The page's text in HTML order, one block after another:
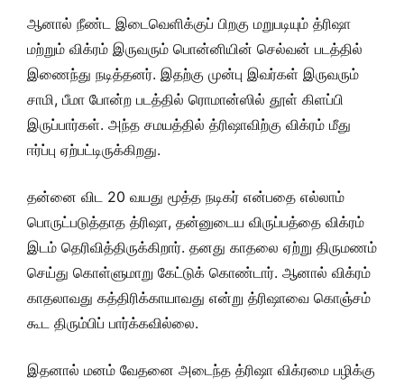
ஆனால் நீண்ட இடைவெளிக்குப் பிறகு மறுபடியும் த்ரிஷா
மற்றும் விக்ரம் இருவரும் பொன்னியின் செல்வன் படத்தில்
இணைந்து நடித்தனர். இதற்கு முன்பு இவர்கள் இருவரும்
சாமி, பீமா போன்ற படத்தில் ரொமான்ஸில் தூள் கிளப்பி
இருப்பார்கள். அந்த சமயத்தில் த்ரிஷாவிற்கு விக்ரம் மீது
ஈர்ப்பு ஏற்பட்டிருக்கிறது.
தன்னை விட 20 வயது மூத்த நடிகர் என்பதை எல்லாம்
பொருட்படுத்தாத த்ரிஷா, தன்னுடைய விருப்பத்தை விக்ரம்
இடம் தெரிவித்திருக்கிறார். தனது காதலை ஏற்று திருமணம்
செய்து கொள்ளுமாறு கேட்டுக் கொண்டார். ஆனால் விக்ரம்
காதலாவது கத்திரிக்காயாவது என்று த்ரிஷாவை கொஞ்சம்
கூட திரும்பிப் பார்க்கவில்லை.
இதனால் மனம் வேதனை அடைந்த த்ரிஷா விக்ரமை பழிக்கு